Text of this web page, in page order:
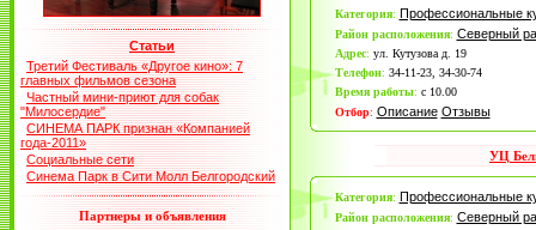
Статьи
Третий Фестиваль «Другое кино»: 7
главных фильмов сезона
Частный мини-приют для собак
"Милосердие"
СИНЕМА ПАРК признан «Компанией
года-2011»
Социальные сети
Синема Парк в Сити Молл Белгородский
Партнеры и объявления
Категория: Профессиональные
Район расположения: Северный
Адрес: ул. Кутузова д. 19
Телефон: 34-11-23, 34-30-74
Время работы: с 10.00
Отбор: Описание Отзывы
УЦ
Категория: Профессиональные
Район расположения: Северный